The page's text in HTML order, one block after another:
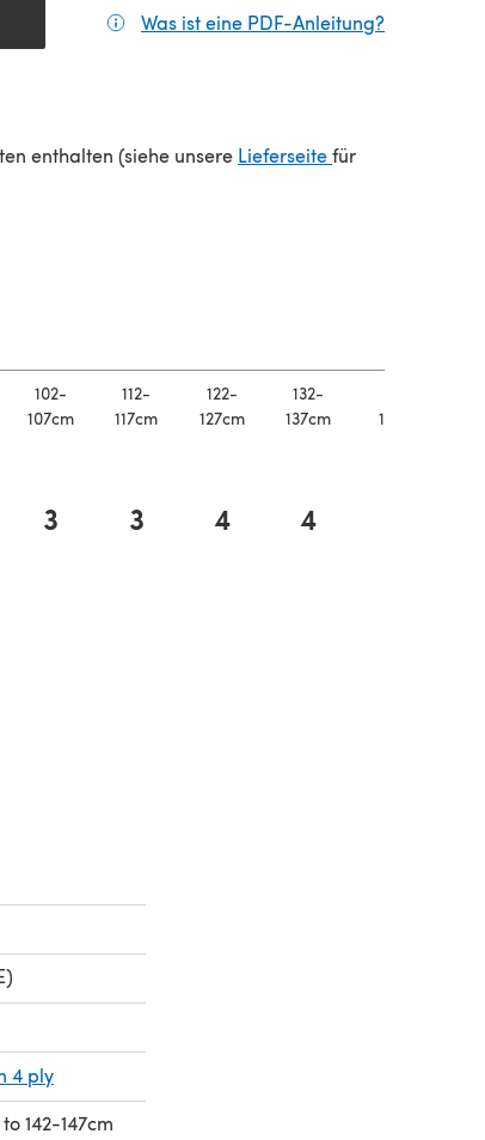
Tab) Was ist eine PDF-Anleitung?
enthalten (siehe unsere Lieferseite(öffnet sich in
für
102-
107cm
112-
117cm
122-
127cm
132-
137cm
147cm
3 3 4 4
4 ply
142-147cm